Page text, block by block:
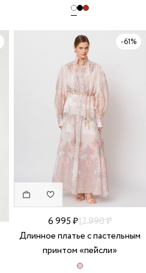
6 995 ₽17 990 ₽
Длинное платье с пастельным
принтом «пейсли»
-61%